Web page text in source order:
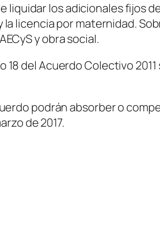
liquidar los adicionales fijos
licencia por maternidad.
y obra social.
del Acuerdo Colectivo 2011
podrán absorber o
de 2017.